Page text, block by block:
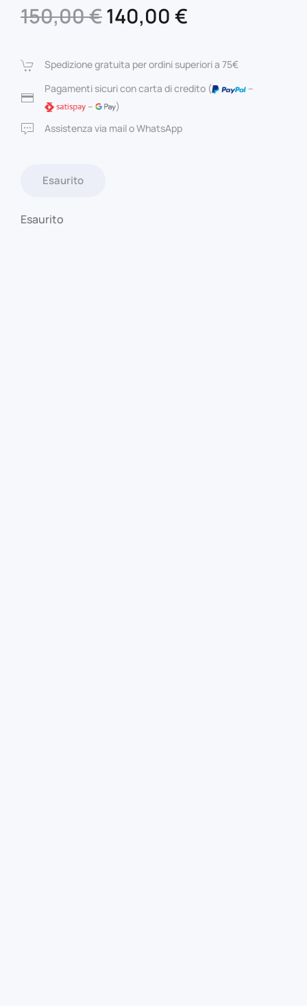
150,00€Il
originale
era:
150,00 €.
140,00 €
attuale
è:
Spedizione gratuita per ordini superiori a 75€
Pagamenti sicuri con carta di credito (
–
–
)
Assistenza via mail o WhatsApp
Esaurito
Esaurito